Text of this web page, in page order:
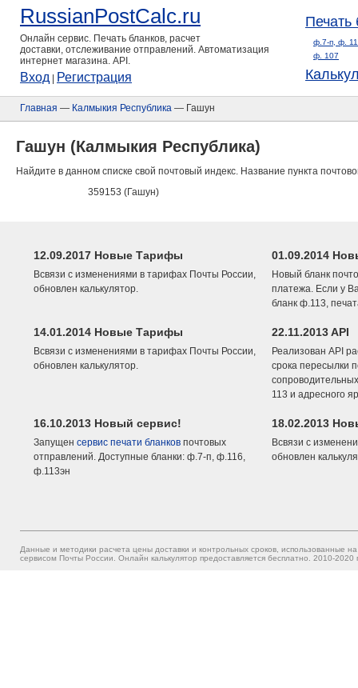
RussianPostCalc.ru
Онлайн сервис. Печать бланков, расчет
доставки, отслеживание отправлений. Автоматизация
интернет магазина. API.
Вход Регистрация
Печать
ф.7-п, ф.
ф. 107
Главная — Калмыкия Республика — Гашун
Гашун (Калмыкия Республика)
Найдите в данном списке свой почтовый индекс. Название пункта
359153 (Гашун)
12.09.2017 Новые Тарифы
Всвязи с изменениями в тарифах Почты России,
обновлен калькулятор.
01.09.2014
Новый бланк
платежа. Если у
бланк ф.113,
14.01.2014 Новые Тарифы
Всвязи с изменениями в тарифах Почты России,
обновлен калькулятор.
22.11.2013 API
Реализован API
срока пересылки
113 и адресного
16.10.2013 Новый сервис!
Запущен сервис печати бланков почтовых
отправлений. Доступные бланки: ф.7-п, ф.116,
ф.113эн
18.02.2013
Всвязи с
обновлен
Данные и методики расчета цены доставки и контрольных сроков, использованные
сервисом Почты России. Онлайн калькулятор предоставляется бесплатно. 2010-2020